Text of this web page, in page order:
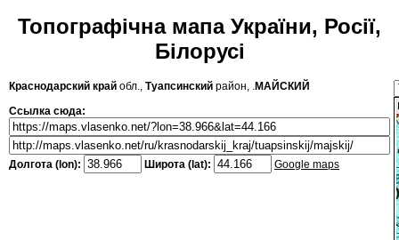
Топографічна мапа України, Росії,
Білорусі
Краснодарский край обл., Туапсинский район, .МАЙСКИЙ
Ссылка сюда:
Долгота (lon): Широта (lat): Google maps